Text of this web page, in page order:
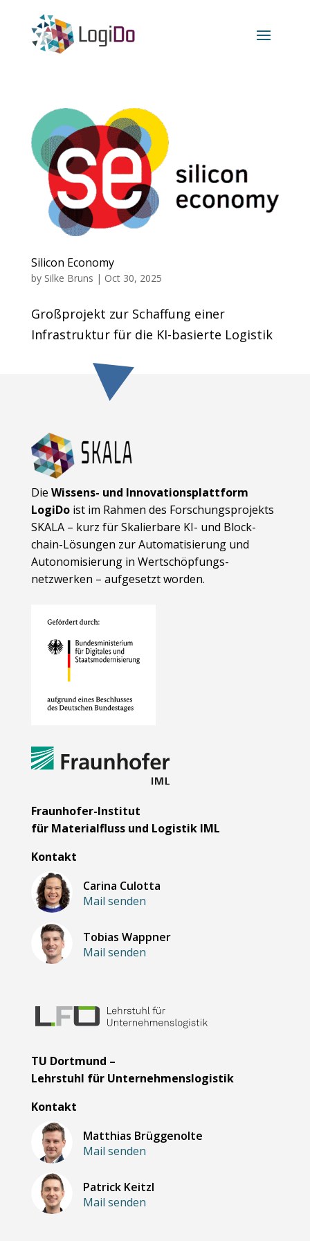
Silicon Economy
by Silke Bruns | Oct 30, 2025
Großprojekt zur Schaffung einer
Infrastruktur für die KI-basierte Logistik
Die Wissens- und Innovationsplattform
LogiDoist im Rahmen des Forschungsprojekts
SKALA – kurz für Skalierbare KI- und Block­
chain-Lösungen zur Automatisierung und
Autonomisierung in Wert­schöpfungs­
netzwerken – aufgesetzt worden.
Fraunhofer-Institut
für Materialfluss und Logistik IML
Kontakt
Carina Culotta
Mail senden
Tobias Wappner
Mail senden
TU Dortmund –
Lehrstuhl für Unternehmenslogistik
Kontakt
Matthias Brüggenolte
Mail senden
Patrick Keitzl
Mail senden